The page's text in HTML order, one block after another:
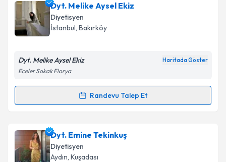
Dyt. Melike Aysel Ekiz
Diyetisyen
İstanbul, Bakırköy
Dyt. Melike Aysel Ekiz Haritada Göster
Eceler Sokak Florya
Randevu Talep Et
Randevu Takvimi Talebi
Dyt. Melike Aysel Ekiziçin randevu takvimi talebi
oluşturun. Size bu uzmandan randevu almanız için bir
takvim hazırlandığında e-posta ile bilgilendireceğiz.
Dyt. Emine Tekinkuş
Diyetisyen
Aydın, Kuşadası